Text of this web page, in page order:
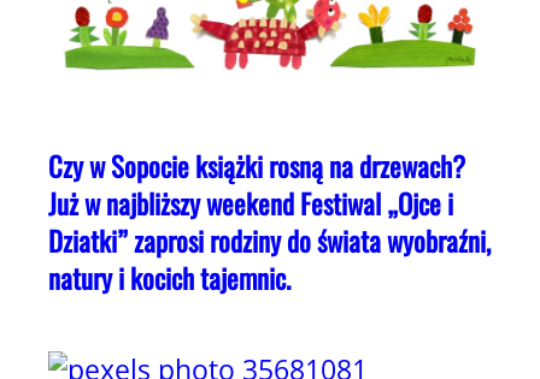
Czy w Sopocie książki rosną na drzewach?
Już w najbliższy weekend Festiwal „Ojce i
Dziatki” zaprosi rodziny do świata wyobraźni,
natury i kocich tajemnic.